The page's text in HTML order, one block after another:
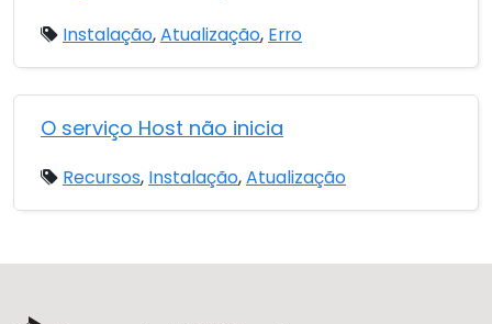
Instalação,Atualização, Erro
O serviço Host não inicia
Recursos, Instalação,Atualização